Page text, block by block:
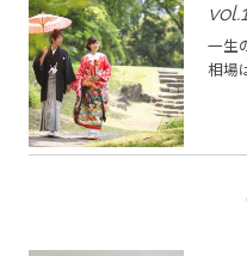
vol.
一生
相場